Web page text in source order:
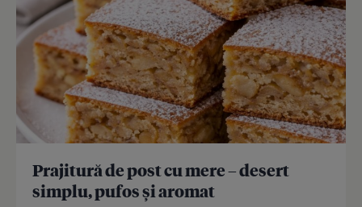
Prajitură de post cu mere – desert
simplu, pufos și aromat